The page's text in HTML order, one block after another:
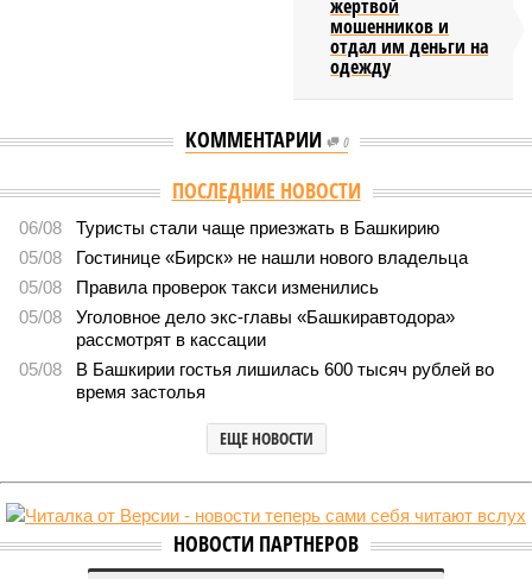
жертвой
мошенников и
отдал им деньги на
одежду
КОММЕНТАРИИ 0
ПОСЛЕДНИЕ НОВОСТИ
06/08
Туристы стали чаще приезжать в Башкирию
05/08
Гостинице «Бирск» не нашли нового владельца
05/08
Правила проверок такси изменились
05/08
Уголовное дело экс-главы «Башкиравтодора»
рассмотрят в кассации
05/08
В Башкирии гостья лишилась 600 тысяч рублей во
время застолья
ЕЩЕ НОВОСТИ
НОВОСТИ ПАРТНЕРОВ